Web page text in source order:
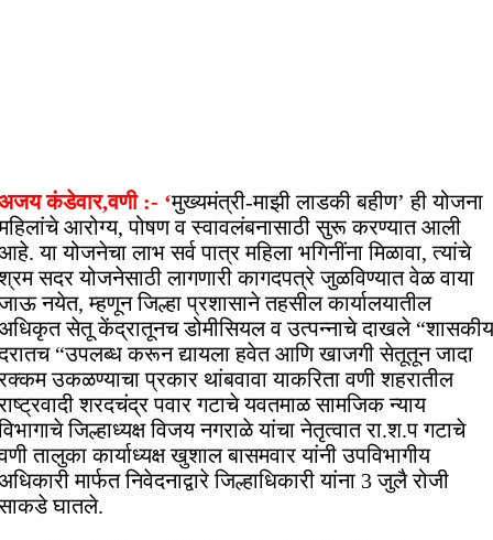
कंडेवार,वणी :- ‘मुख्यमंत्री-माझी लाडकी बहीण’ ही योजना
आरोग्य, पोषण व स्वावलंबनासाठी सुरू करण्यात आली
या योजनेचा लाभ सर्व पात्र महिला भगिनींना मिळावा, त्यांचे
सदर योजनेसाठी लागणारी कागदपत्रे जुळविण्यात वेळ वाया
नयेत, म्हणून जिल्हा प्रशासाने तहसील कार्यालयातील
सेतू केंद्रातूनच डोमीसियल व उत्पन्नाचे दाखले “शासकीय
“उपलब्ध करून द्यायला हवेत आणि खाजगी सेतूतून जादा
उकळण्याचा प्रकार थांबवावा याकरिता वणी शहरातील
शरदचंद्र पवार गटाचे यवतमाळ सामजिक न्याय
जिल्हाध्यक्ष विजय नगराळे यांचा नेतृत्वात रा.श.प गटाचे
तालुका कार्याध्यक्ष खुशाल बासमवार यांनी उपविभागीय
मार्फत निवेदनाद्वारे जिल्हाधिकारी यांना 3 जुलै रोजी
घातले.